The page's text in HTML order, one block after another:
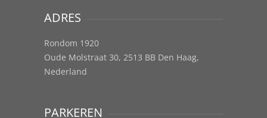
ADRES
Rondom 1920
Oude Molstraat 30, 2513 BB Den Haag,
Nederland
PARKEREN